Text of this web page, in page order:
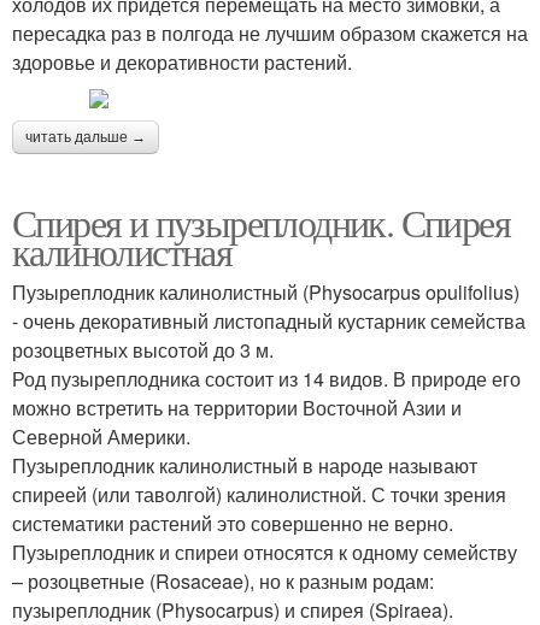
пересадка раз в полгода не лучшим образом скажется на
здоровье и декоративности растений.
читать дальше →
Спирея и пузыреплодник. Спирея
калинолистная
Пузыреплодник калинолистный (Physocarpus opulifolius)
- очень декоративный листопадный кустарник семейства
розоцветных высотой до 3 м.
Род пузыреплодника состоит из 14 видов. В природе его
можно встретить на территории Восточной Азии и
Северной Америки.
Пузыреплодник калинолистный в народе называют
спиреей (или таволгой) калинолистной. С точки зрения
систематики растений это совершенно не верно.
Пузыреплодник и спиреи относятся к одному семейству
– розоцветные (Rosaceae), но к разным родам:
пузыреплодник (Physocarpus) и спирея (Spiraea).